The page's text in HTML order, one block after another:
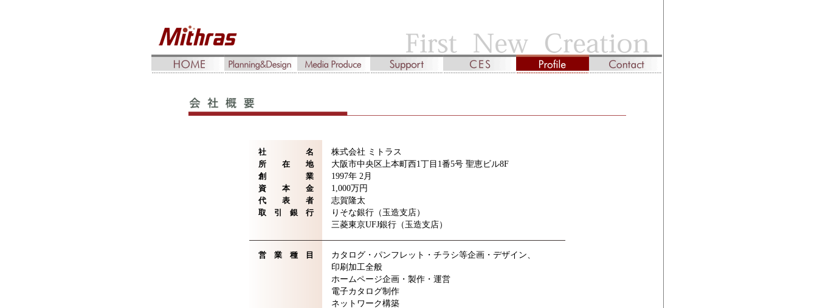
社 名
所 在 地
創 業
資 本 金
代 表 者
取 引 銀 行
営 業 種 目
株式会社 ミトラス
大阪市中央区上本町西1丁目1番5号 聖恵ビル8F
1997年 2月
1,000万円
志賀隆太
りそな銀行（玉造支店）
三菱東京UFJ銀行（玉造支店）
カタログ・パンフレット・チラシ等企画・デザイン、
印刷加工全般
ホームページ企画・製作・運営
電子カタログ制作
ネットワーク構築